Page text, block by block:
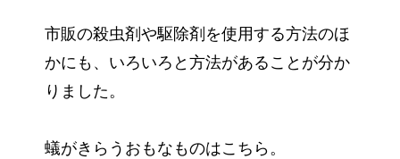
市販の殺虫剤や駆除剤を使用する方法のほ
かにも、いろいろと方法があることが分か
りました。
蟻がきらうおもなものはこちら。